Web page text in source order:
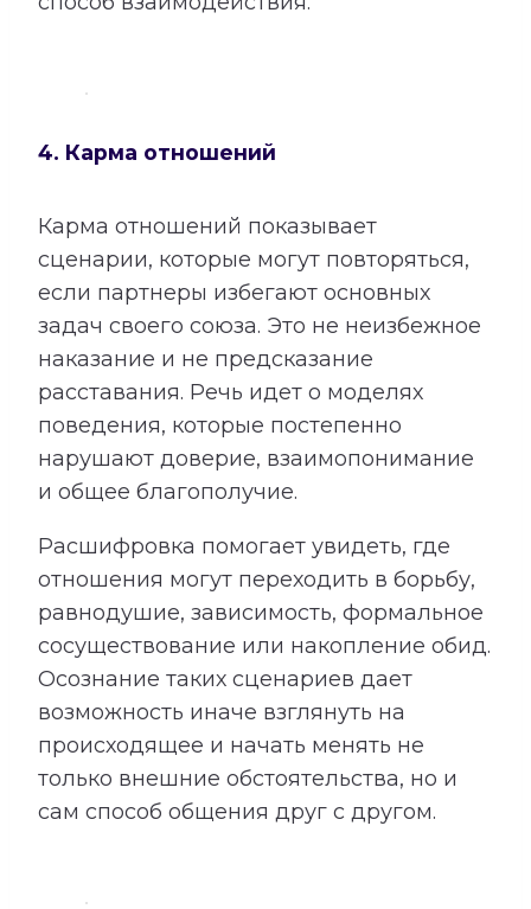
4. Карма отношений
Карма отношений показывает
сценарии, которые могут повторяться,
если партнеры избегают основных
задач своего союза. Это не неизбежное
наказание и не предсказание
расставания. Речь идет о моделях
поведения, которые постепенно
нарушают доверие, взаимопонимание
и общее благополучие.
Расшифровка помогает увидеть, где
отношения могут переходить в борьбу,
равнодушие, зависимость, формальное
сосуществование или накопление обид.
Осознание таких сценариев дает
возможность иначе взглянуть на
происходящее и начать менять не
только внешние обстоятельства, но и
сам способ общения друг с другом.